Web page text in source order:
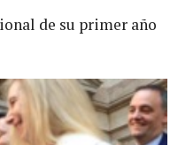
de su primer año